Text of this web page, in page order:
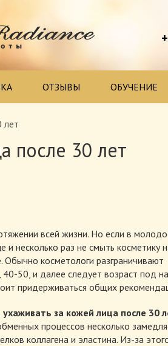
ОТЗЫВЫ ОБУЧЕНИЕ
лет
после 30 лет
всей жизни. Но если в
несколько раз не смыть косметику
Обычно косметологи разграничивают
50, и далее следует возраст под
придерживаться общих
за кожей лица после 30
процессов несколько
коллагена и эластина. Из-за